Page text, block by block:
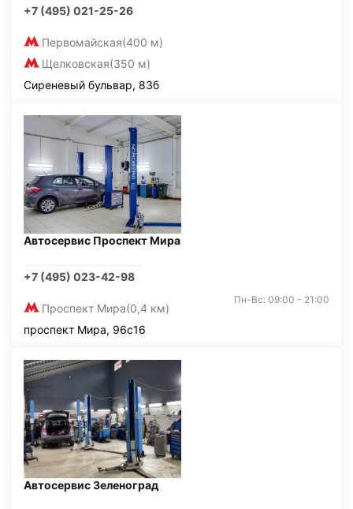
+7 (495) 021-25-26
Первомайская(400 м)
Щелковская(350 м)
Сиреневый бульвар, 83б
Автосервис Проспект Мира
+7 (495) 023-42-98
Проспект Мира(0,4 км)
Пн-Вс: 09:00 - 21:00
проспект Мира, 96с16
Автосервис Зеленоград